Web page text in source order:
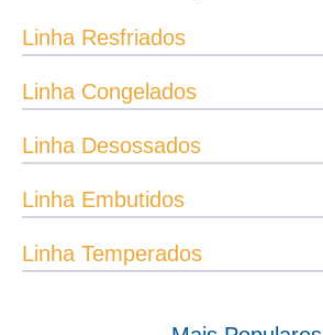
Linha Resfriados
Linha Congelados
Linha Desossados
Linha Embutidos
Linha Temperados